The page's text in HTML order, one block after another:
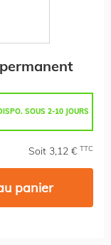
SOUS 2-10 JOURS
Soit 3,12 € TTC
panier